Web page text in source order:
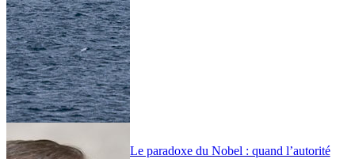
Le paradoxe du Nobel : quand l’autorité